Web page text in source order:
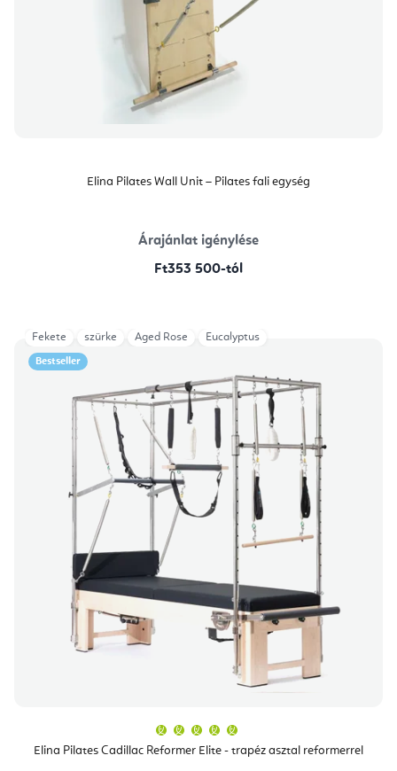
Elina Pilates Wall Unit – Pilates fali egység
Árajánlat igénylése
Ft353 500-tól
Bestseller
Elina Pilates Cadillac Reformer Elite - trapéz asztal reformerrel
átlagos
értékelése
Fekete szürke Aged Rose Eucalyptus